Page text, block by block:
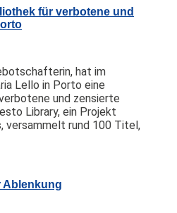
für verbotene und
hat im
Lello in Porto eine
und zensierte
Library, ein Projekt
versammelt rund 100 Titel,
Ablenkung